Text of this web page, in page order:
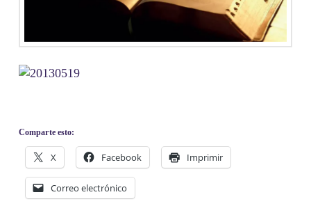
Comparte esto:
X Facebook Imprimir
Correo electrónico